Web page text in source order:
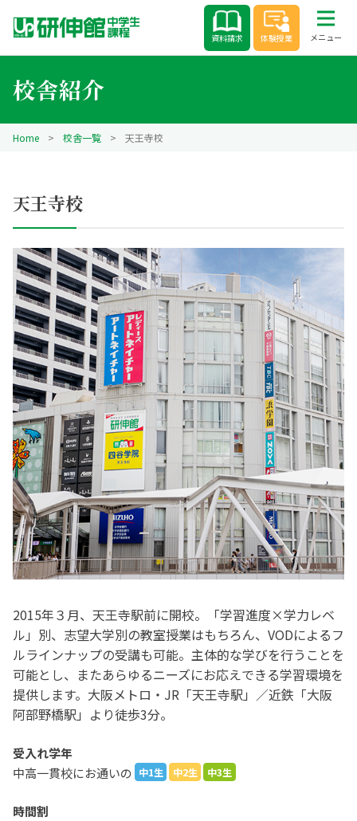
資料請求 体験授業 メニュー
校舎紹介
Home > 校舎一覧 > 天王寺校
天王寺校
2015年３月、天王寺駅前に開校。「学習進度×学力レベ
ル」別、志望大学別の教室授業はもちろん、VODによるフ
ルラインナップの受講も可能。主体的な学びを行うことを
可能とし、またあらゆるニーズにお応えできる学習環境を
提供します。大阪メトロ・JR「天王寺駅」／近鉄「大阪
阿部野橋駅」より徒歩3分。
受入れ学年
中高一貫校にお通いの
中1生 中2生 中3生
時間割